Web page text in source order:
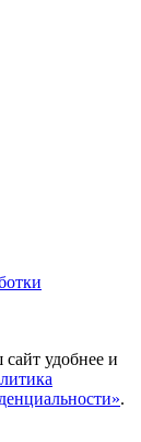
удобнее и
.